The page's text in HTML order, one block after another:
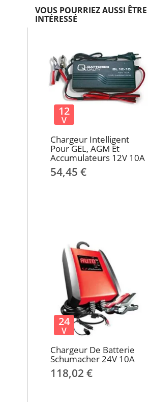
VOUS POURRIEZ AUSSI ÊTRE
INTÉRESSÉ
Chargeur Intelligent
Pour GEL, AGM Et
Accumulateurs 12V 10A
54,45 €
12
V
Chargeur De Batterie
Schumacher 24V 10A
118,02 €
24
V